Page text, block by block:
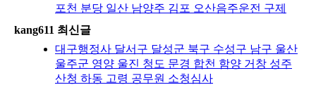
포천 분당 일산 남양주 김포 오산음주운전 구제
kang611 최신글
대구행정사 달서구 달성군 북구 수성구 남구 울산
울주군 영양 울진 청도 문경 합천 함양 거창 성주
산청 하동 고령 공무원 소청심사